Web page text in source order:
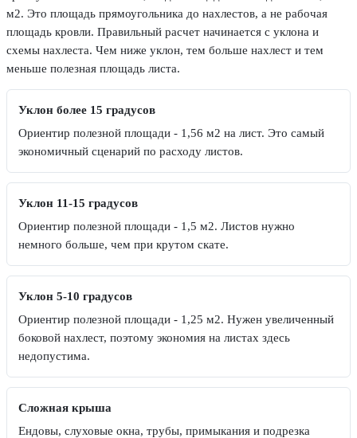
м2. Это площадь прямоугольника до нахлестов, а не рабочая
площадь кровли. Правильный расчет начинается с уклона и
схемы нахлеста. Чем ниже уклон, тем больше нахлест и тем
меньше полезная площадь листа.
Уклон более 15 градусов
Ориентир полезной площади - 1,56 м2 на лист. Это самый
экономичный сценарий по расходу листов.
Уклон 11-15 градусов
Ориентир полезной площади - 1,5 м2. Листов нужно
немного больше, чем при крутом скате.
Уклон 5-10 градусов
Ориентир полезной площади - 1,25 м2. Нужен увеличенный
боковой нахлест, поэтому экономия на листах здесь
недопустима.
Сложная крыша
Ендовы, слуховые окна, трубы, примыкания и подрезка